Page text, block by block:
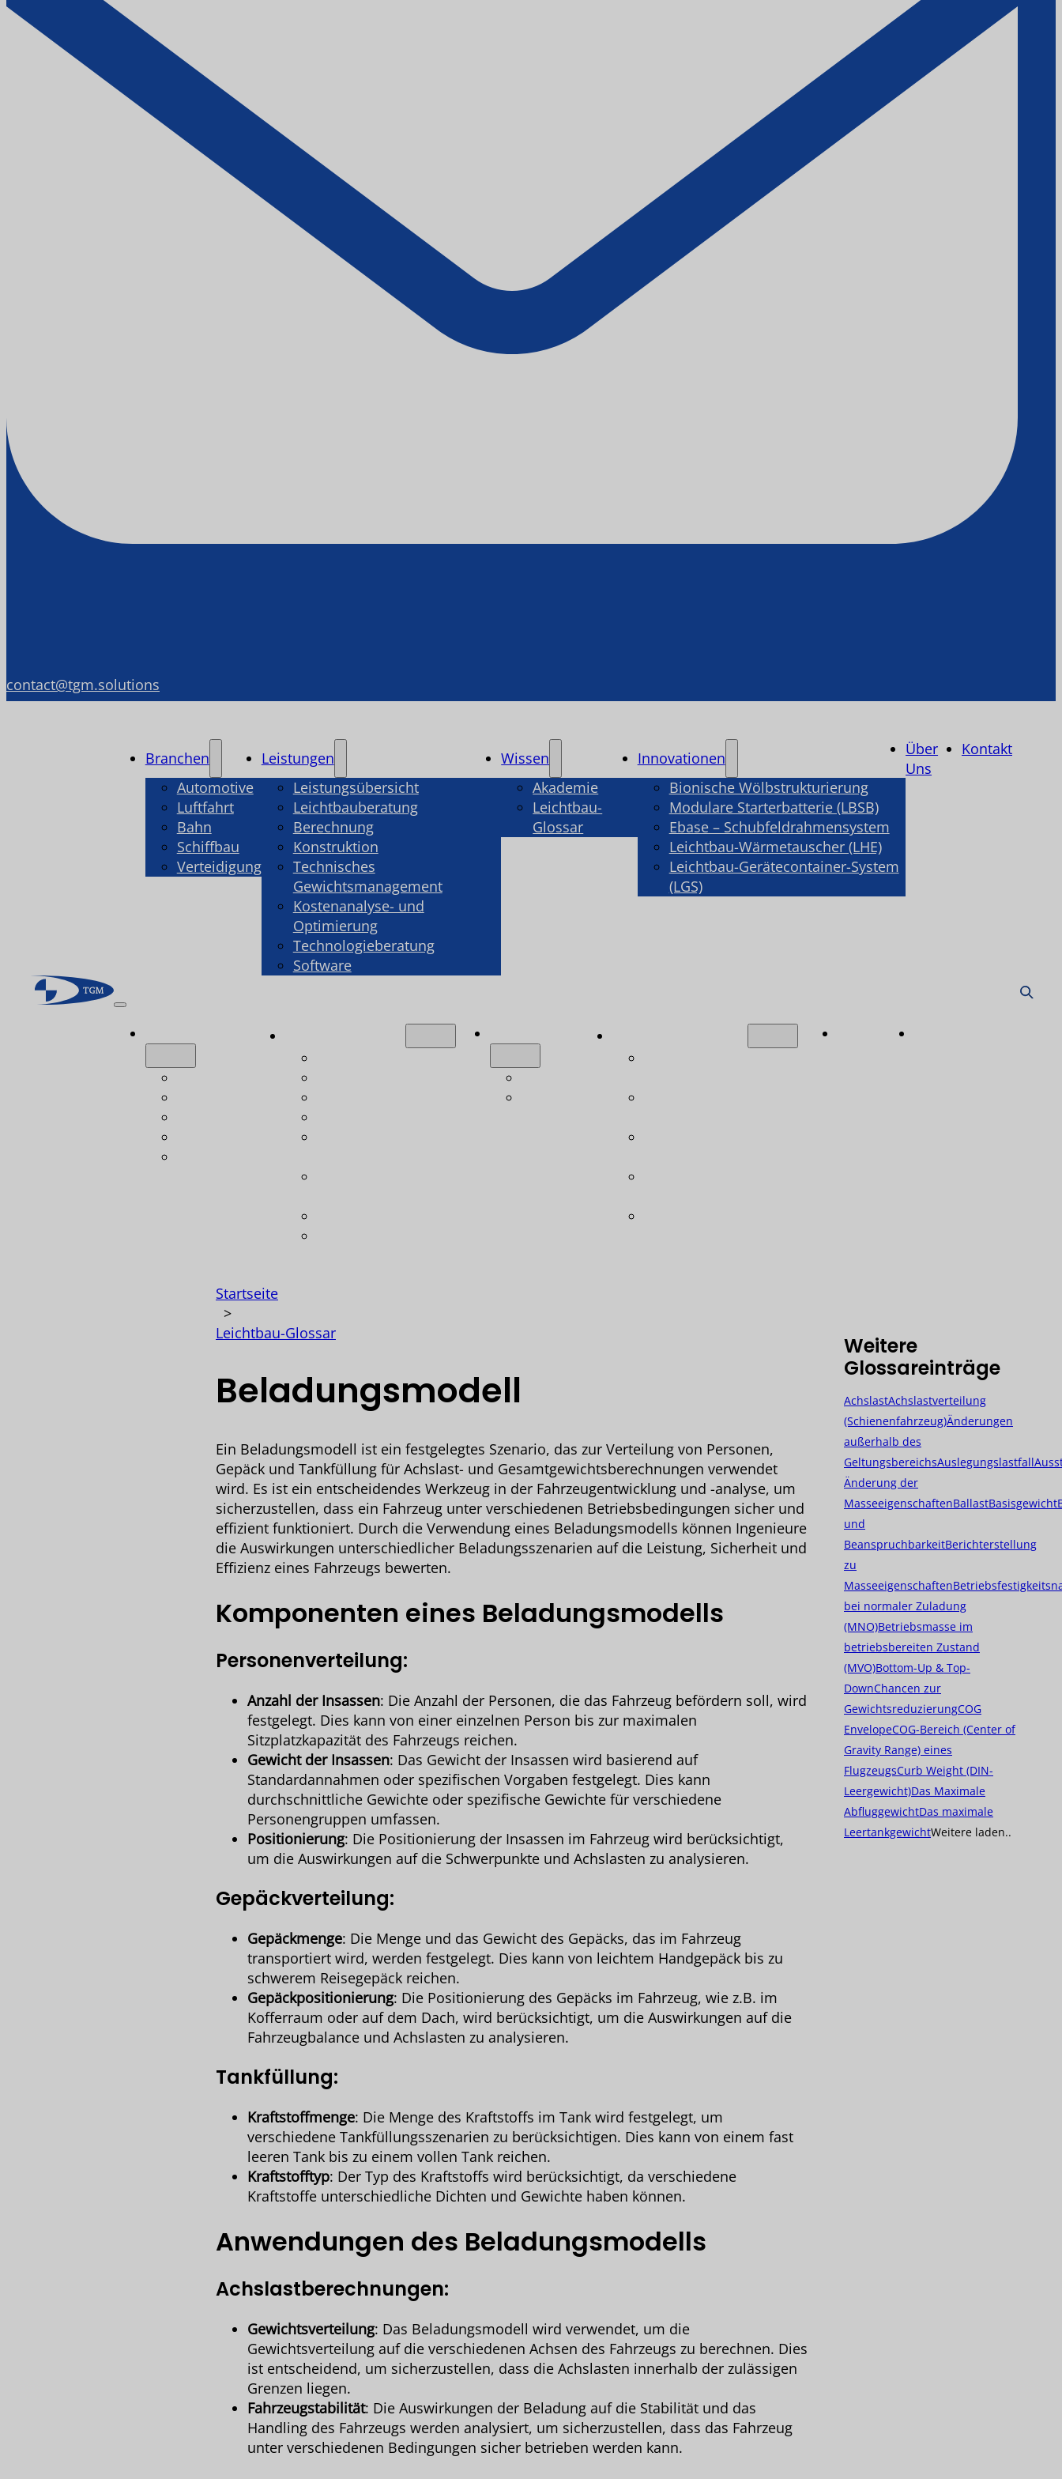
contact@tgm.solutions
Branchen
Automotive
Luftfahrt
Bahn
Schiffbau
Verteidigung
Leistungen
Leistungsübersicht
Leichtbauberatung
Berechnung
Konstruktion
Technisches
Gewichtsmanagement
Kostenanalyse- und
Optimierung
Technologieberatung
Software
Wissen
Akademie
Leichtbau-
Glossar
Innovationen
Bionische Wölbstrukturierung
Modulare Starterbatterie (LBSB)
Ebase – Schubfeldrahmensystem
Leichtbau-Wärmetauscher (LHE)
Leichtbau-Gerätecontainer-System
(LGS)
Über
Uns
Kontakt
Startseite
>
Leichtbau-Glossar
Beladungsmodell
Ein Beladungsmodell ist ein festgelegtes Szenario, das zur Verteilung von Personen,
Gepäck und Tankfüllung für Achslast- und Gesamtgewichtsberechnungen verwendet
wird. Es ist ein entscheidendes Werkzeug in der Fahrzeugentwicklung und -analyse, um
sicherzustellen, dass ein Fahrzeug unter verschiedenen Betriebsbedingungen sicher und
effizient funktioniert. Durch die Verwendung eines Beladungsmodells können Ingenieure
die Auswirkungen unterschiedlicher Beladungsszenarien auf die Leistung, Sicherheit und
Effizienz eines Fahrzeugs bewerten.
Komponenten eines Beladungsmodells
Personenverteilung:
Anzahl der Insassen: Die Anzahl der Personen, die das Fahrzeug befördern soll, wird
festgelegt. Dies kann von einer einzelnen Person bis zur maximalen
Sitzplatzkapazität des Fahrzeugs reichen.
Gewicht der Insassen: Das Gewicht der Insassen wird basierend auf
Standardannahmen oder spezifischen Vorgaben festgelegt. Dies kann
durchschnittliche Gewichte oder spezifische Gewichte für verschiedene
Personengruppen umfassen.
Positionierung: Die Positionierung der Insassen im Fahrzeug wird berücksichtigt,
um die Auswirkungen auf die Schwerpunkte und Achslasten zu analysieren.
Gepäckverteilung:
Gepäckmenge: Die Menge und das Gewicht des Gepäcks, das im Fahrzeug
transportiert wird, werden festgelegt. Dies kann von leichtem Handgepäck bis zu
schwerem Reisegepäck reichen.
Gepäckpositionierung: Die Positionierung des Gepäcks im Fahrzeug, wie z.B. im
Kofferraum oder auf dem Dach, wird berücksichtigt, um die Auswirkungen auf die
Fahrzeugbalance und Achslasten zu analysieren.
Tankfüllung:
Kraftstoffmenge: Die Menge des Kraftstoffs im Tank wird festgelegt, um
verschiedene Tankfüllungsszenarien zu berücksichtigen. Dies kann von einem fast
leeren Tank bis zu einem vollen Tank reichen.
Kraftstofftyp: Der Typ des Kraftstoffs wird berücksichtigt, da verschiedene
Kraftstoffe unterschiedliche Dichten und Gewichte haben können.
Anwendungen des Beladungsmodells
Achslastberechnungen:
Gewichtsverteilung: Das Beladungsmodell wird verwendet, um die
Gewichtsverteilung auf die verschiedenen Achsen des Fahrzeugs zu berechnen. Dies
ist entscheidend, um sicherzustellen, dass die Achslasten innerhalb der zulässigen
Grenzen liegen.
Fahrzeugstabilität: Die Auswirkungen der Beladung auf die Stabilität und das
Handling des Fahrzeugs werden analysiert, um sicherzustellen, dass das Fahrzeug
unter verschiedenen Bedingungen sicher betrieben werden kann.
Weitere
Glossareinträge
AchslastAchslastverteilung
(Schienenfahrzeug)Änderungen
außerhalb des
GeltungsbereichsAuslegungslastfall
Änderung der
MasseeigenschaftenBallastBasisgewicht
und
BeanspruchbarkeitBerichterstellung
zu
Masseeigenschaften
bei normaler Zuladung
(MNO)Betriebsmasse im
betriebsbereiten Zustand
(MVO)Bottom-Up & Top-
DownChancen zur
GewichtsreduzierungCOG
EnvelopeCOG-Bereich (Center of
Gravity Range) eines
FlugzeugsCurb Weight (DIN-
Leergewicht)Das Maximale
AbfluggewichtDas maximale
LeertankgewichtWeitere laden..